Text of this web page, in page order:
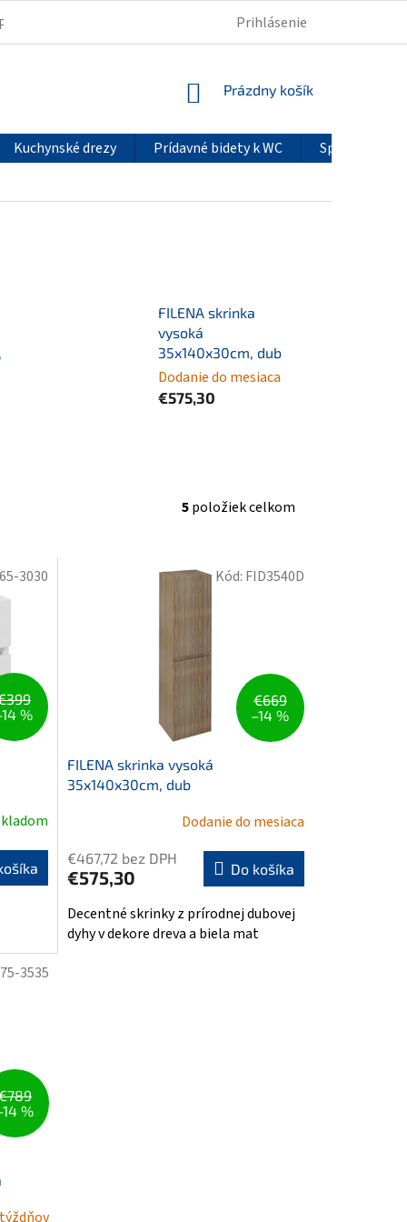
PODMIENKY OCHRANY OSOBNÝCH ÚDAJOV REKLAMÁCIE
Prihlásenie
NÁKUPNÝ
Prázdny košík
Kuchynské drezy Prídavné bidety k WC
Sprchové
FILENA skrinka
vysoká
35x140x30cm, dub
Dodanie do mesiaca
€575,30
5položiek celkom
%
3030
€669
–14 %
FILENA skrinka vysoká
35x140x30cm, dub
Dodanie do mesiaca
€467,72 bez DPH
€575,30 Do košíka
Decentné skrinky z prírodnej dubovej
dyhy v dekore dreva a biela mat
Kód: FID3540D
%
3535